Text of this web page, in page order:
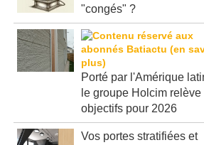
"congés" ?
Porté par l'Amérique
le groupe Holcim relève
objectifs pour 2026
Vos portes stratifiées et